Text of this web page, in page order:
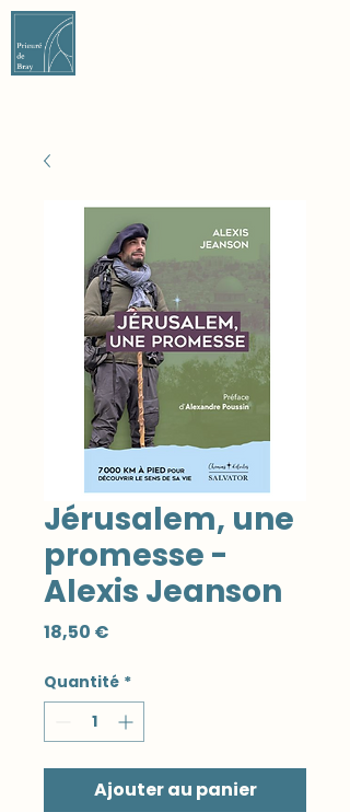
Jérusalem, une
promesse -
Alexis Jeanson
18,50 €
Quantité *
Ajouter au panier